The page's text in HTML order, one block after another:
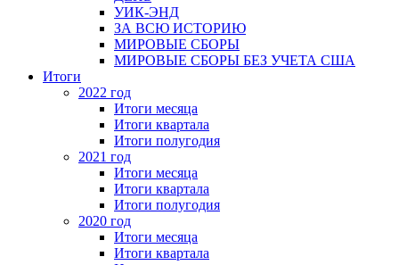
УИК-ЭНД
ЗА ВСЮ ИСТОРИЮ
МИРОВЫЕ СБОРЫ
МИРОВЫЕ СБОРЫ БЕЗ УЧЕТА США
Итоги
2022 год
Итоги месяца
Итоги квартала
Итоги полугодия
2021 год
Итоги месяца
Итоги квартала
Итоги полугодия
2020 год
Итоги месяца
Итоги квартала